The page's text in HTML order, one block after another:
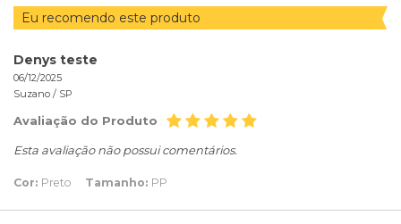
Eu recomendo este produto
Denys teste
06/12/2025
Suzano / SP
Avaliação do Produto
Esta avaliação não possui comentários.
Cor: Preto Tamanho: PP